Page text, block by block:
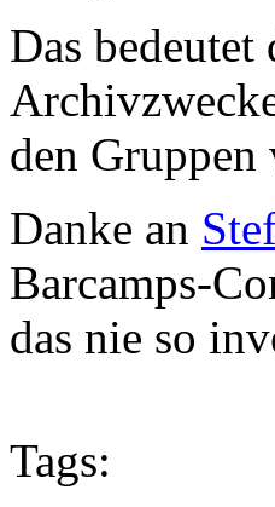
Das
den
Danke an
Barcamps-
das nie so
Tags: